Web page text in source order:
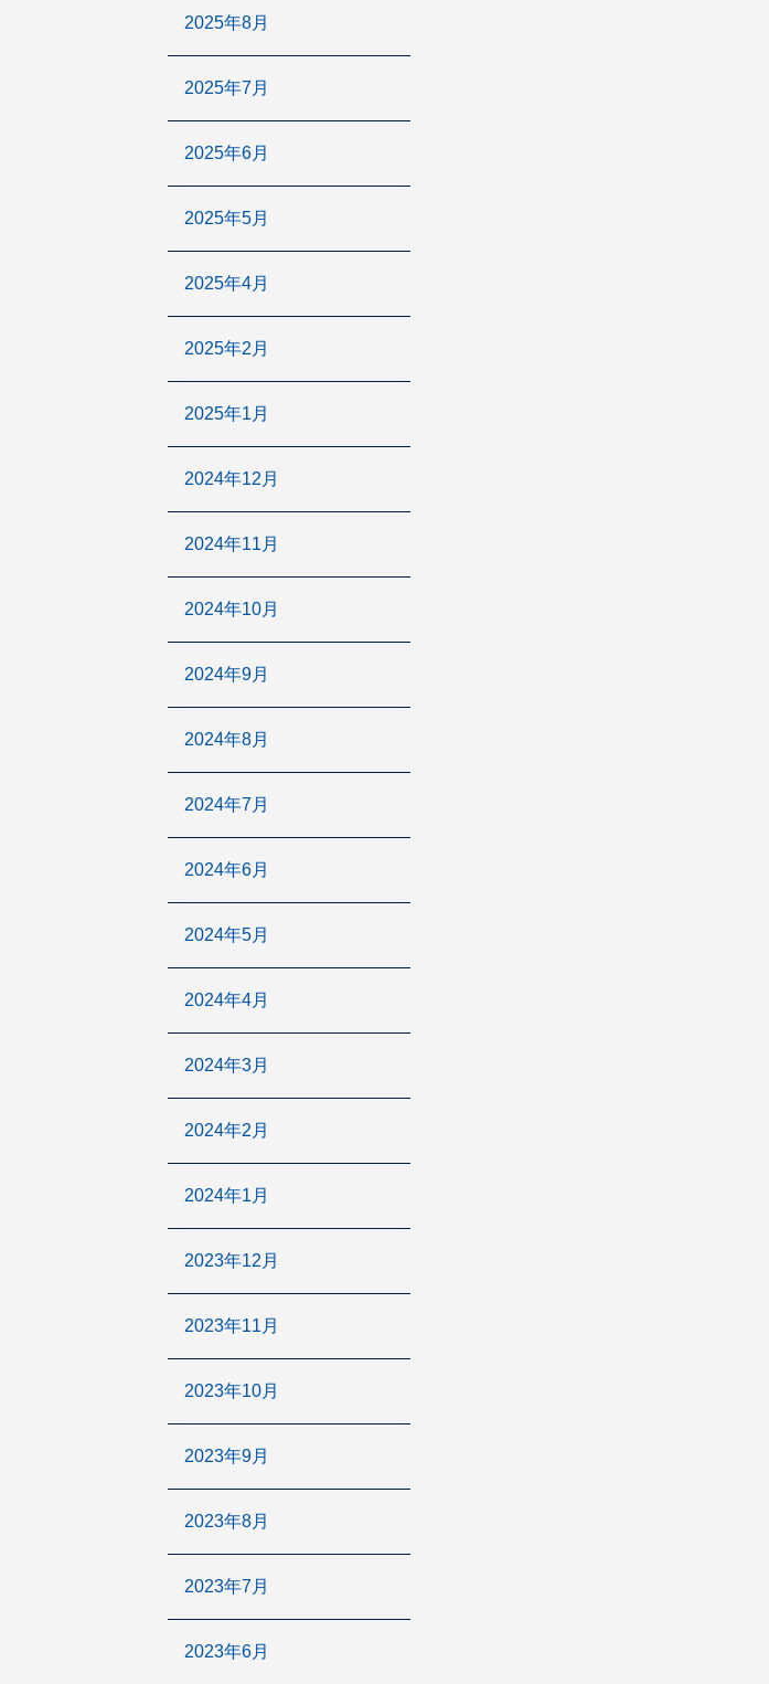
2025年8月
2025年7月
2025年6月
2025年5月
2025年4月
2025年2月
2025年1月
2024年12月
2024年11月
2024年10月
2024年9月
2024年8月
2024年7月
2024年6月
2024年5月
2024年4月
2024年3月
2024年2月
2024年1月
2023年12月
2023年11月
2023年10月
2023年9月
2023年8月
2023年7月
2023年6月